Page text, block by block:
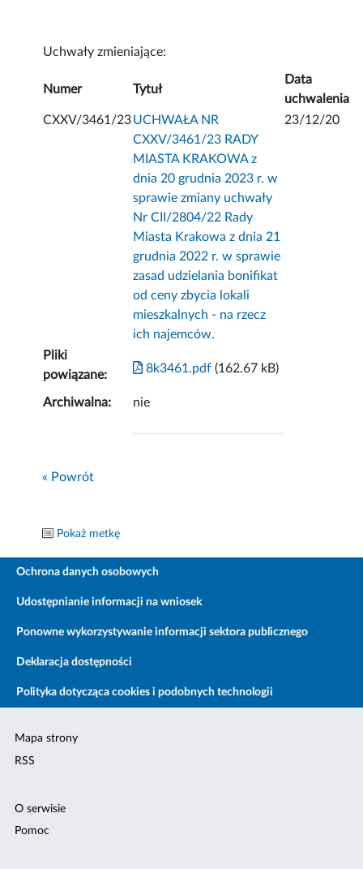
Uchwały zmieniające:
Numer Tytuł
Data
uchwalenia
CXXV/3461/23UCHWAŁA NR
CXXV/3461/23 RADY
MIASTA KRAKOWA z
dnia 20 grudnia 2023 r. w
sprawie zmiany uchwały
Nr CII/2804/22 Rady
Miasta Krakowa z dnia 21
grudnia 2022 r. w sprawie
zasad udzielania bonifikat
od ceny zbycia lokali
mieszkalnych - na rzecz
ich najemców.
23/12/20
Pliki
powiązane:
8k3461.pdf (162.67 kB)
Archiwalna: nie
« Powrót
Pokaż metkę
Ochrona danych osobowych
Udostępnianie informacji na wniosek
Ponowne wykorzystywanie informacji sektora publicznego
Deklaracja dostępności
Polityka dotycząca cookies i podobnych technologii
Mapa strony
RSS
O serwisie
Pomoc